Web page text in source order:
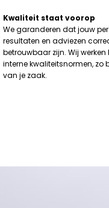
Kwaliteit staat voorop
We garanderen dat jouw
resultaten en adviezen
betrouwbaar zijn. Wij
interne kwaliteitsnormen, zo
van je zaak.